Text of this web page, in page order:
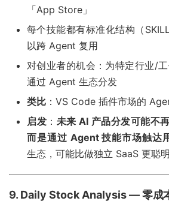
「App Store」
每个技能都有标准化结构（
以跨 Agent 复用
对创业者的机会：为特定行业/
通过 Agent 生态分发
类比 ：VS Code 插件市场的
启发 ： 未来 AI 产品分发可能不
而是通过 Agent 技能市场触达
生态，可能比做独立 SaaS 更聪明
9. Daily Stock Analysis — 零成